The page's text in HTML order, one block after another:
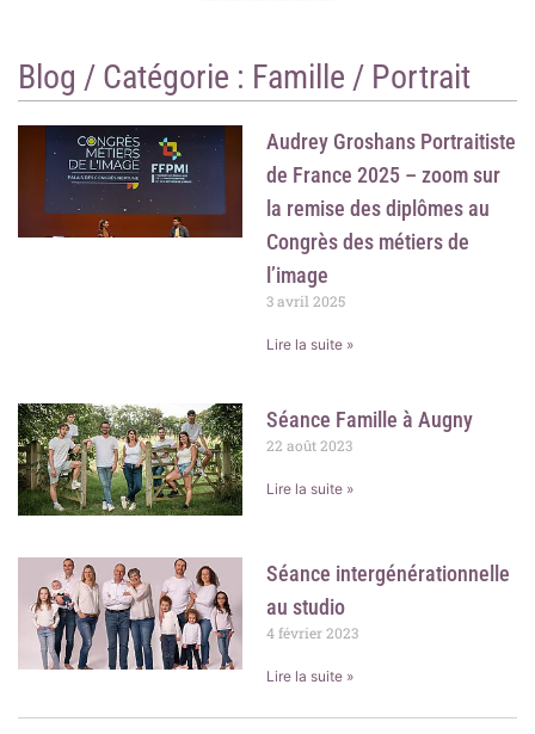
Blog / Catégorie : Famille / Portrait
Audrey Groshans Portraitiste
de France 2025 – zoom sur
la remise des diplômes au
Congrès des métiers de
l’image
3 avril 2025
Lire la suite »
Séance Famille à Augny
22 août 2023
Lire la suite »
Séance intergénérationnelle
au studio
4 février 2023
Lire la suite »